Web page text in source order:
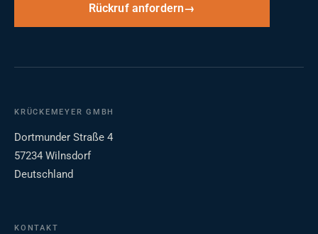
Rückruf anfordern
KRÜCKEMEYER GMBH
Dortmunder Straße 4
57234 Wilnsdorf
Deutschland
KONTAKT